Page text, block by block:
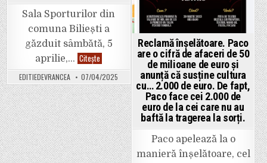
Sala Sporturilor din
comuna Biliești a
găzduit sâmbătă, 5
aprilie,… Citește
GAL
Pădurile
Dacice
(Handbal
Fete),
un
succes
încă
de
la
prima
ediție
EDITIEDEVRANCEA 07/04/2025
Reclamă înșelătoare. Paco
are o cifră de afaceri de 50
de milioane de euro și
anunță că susține cultura
cu… 2.000 de euro. De fapt,
Paco face cei 2.000 de
euro de la cei care nu au
baftă la tragerea la sorți.
Paco apelează la o
manieră înșelătoare, cel